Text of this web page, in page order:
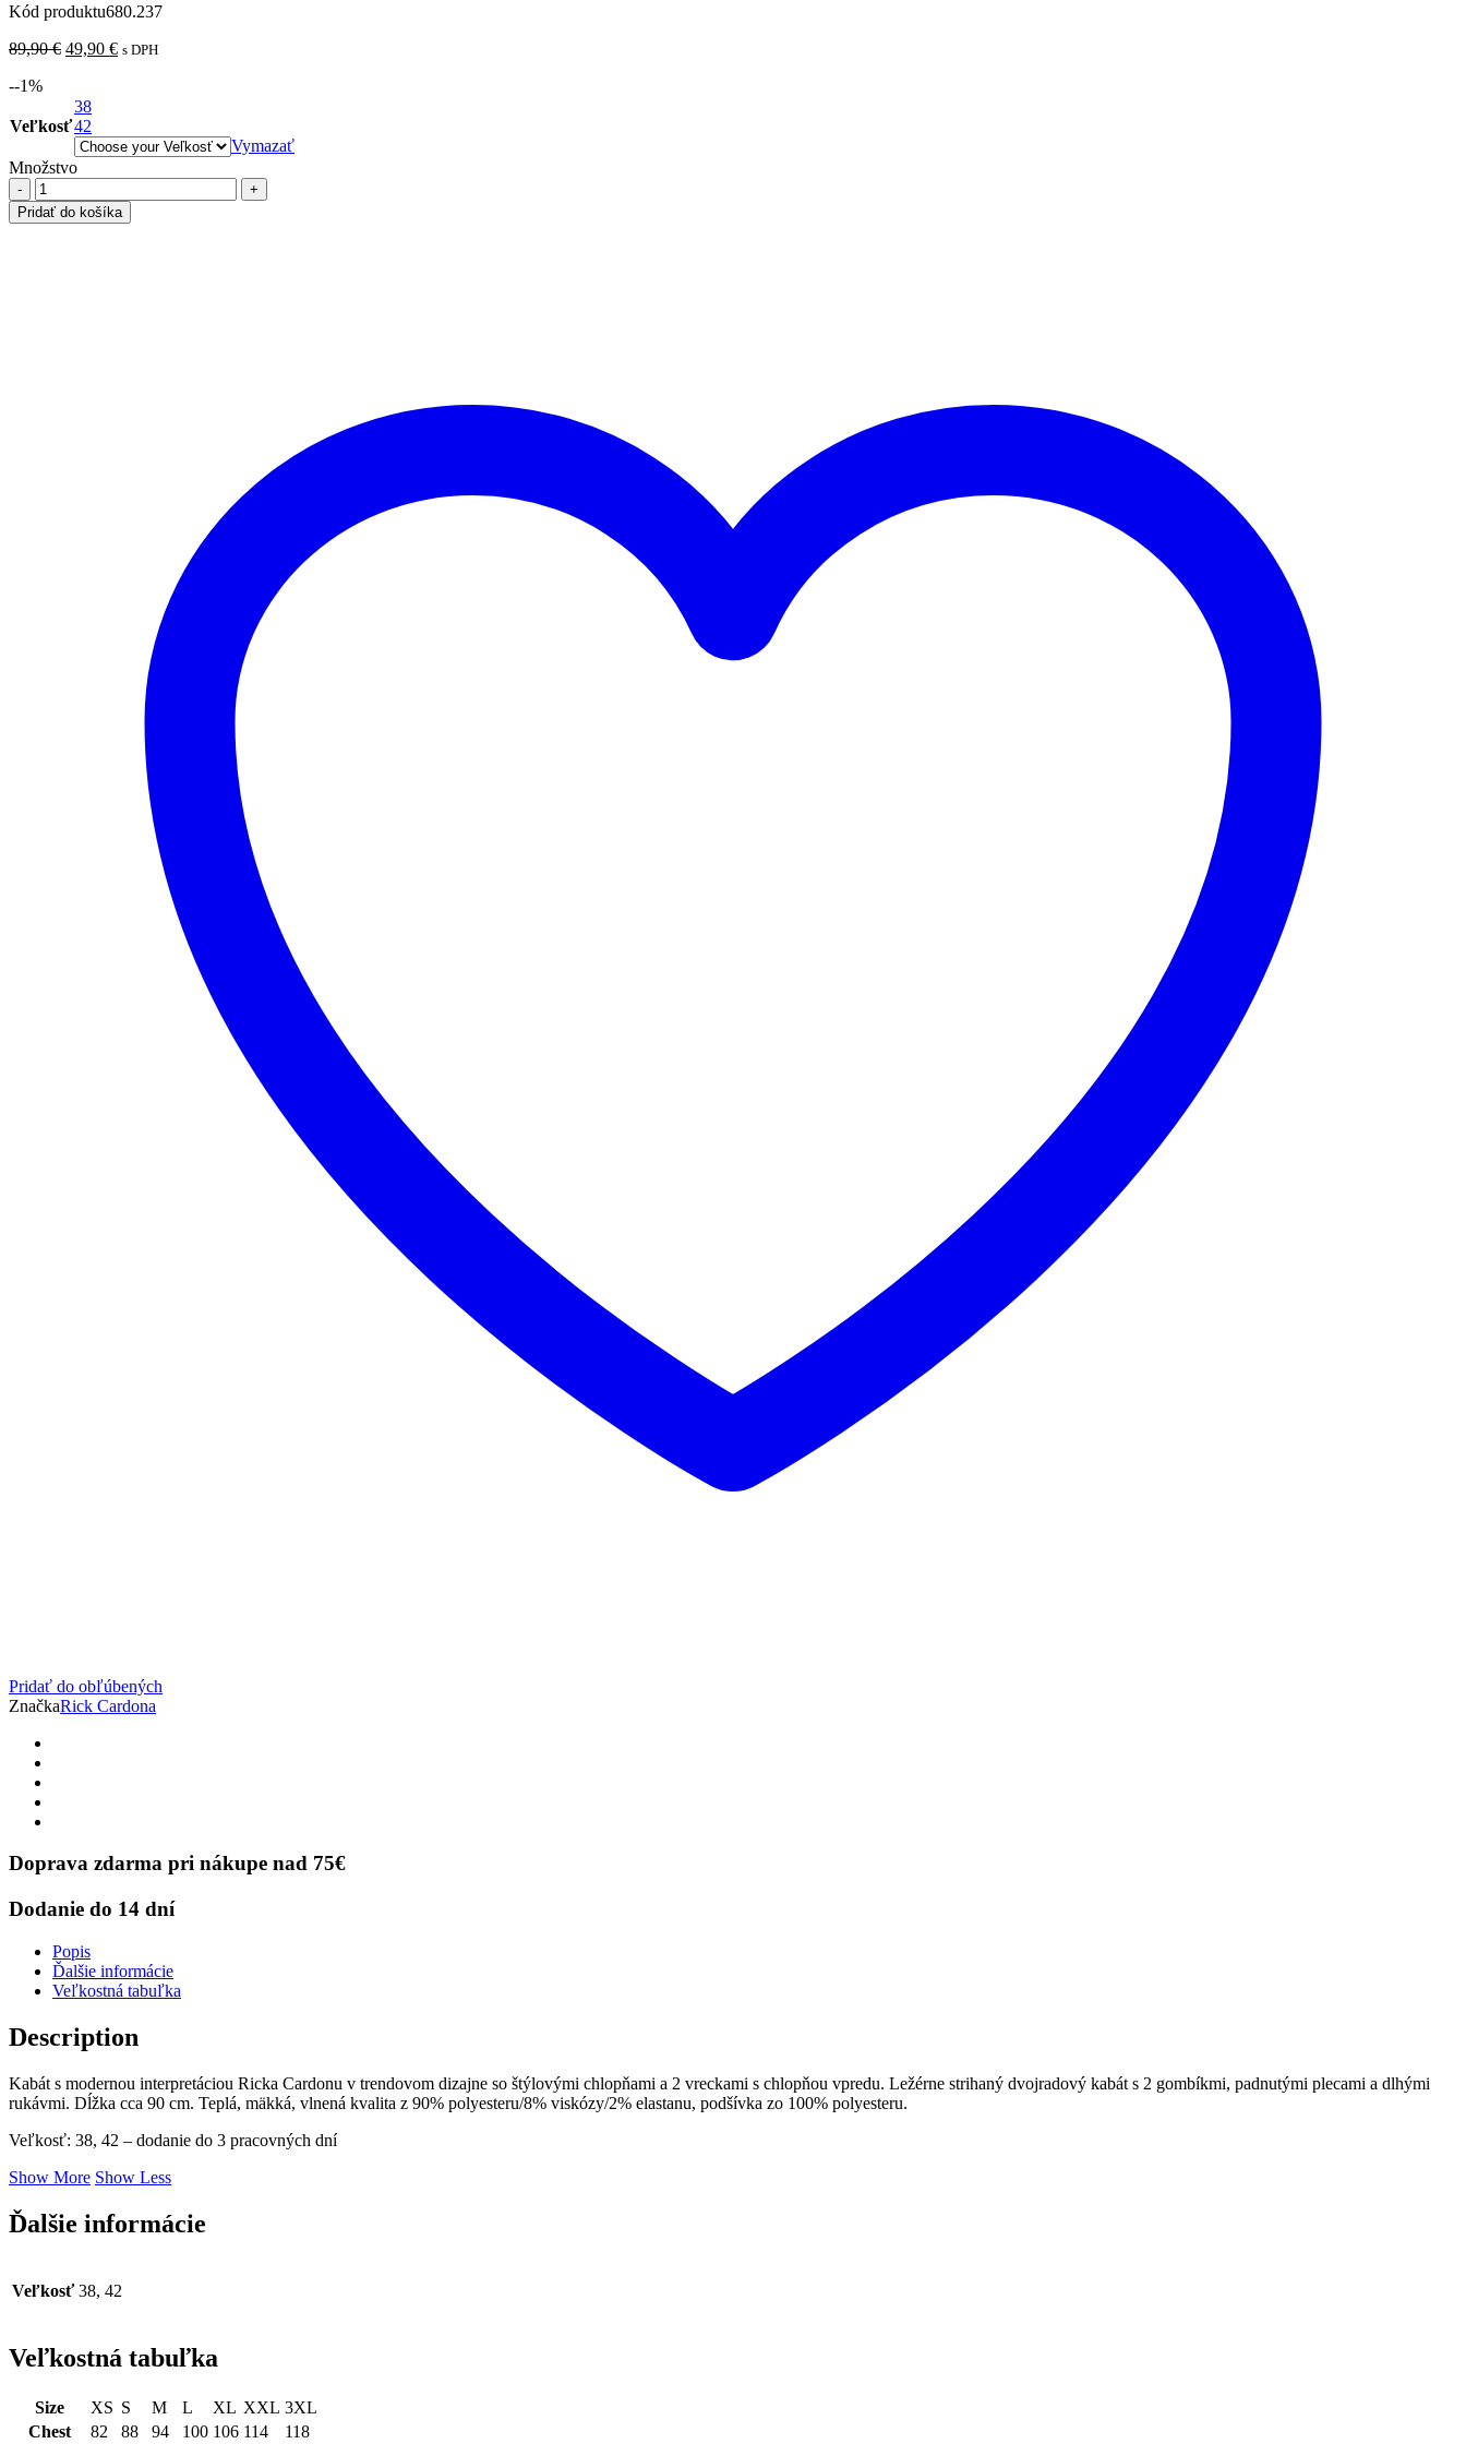
Kód produktu680.237
89,90€ Pôvodná
89,90 €.
49,90 €Aktuálna
s DPH
--1%
Veľkosť
38
42
Vymazať
Množstvo
množstvo
Flaušový
kabát,
Pridať do košíka
Pridať do obľúbených
ZnačkaRick Cardona
Doprava zdarma pri nákupe nad 75€
Dodanie do 14 dní
Popis
Ďalšie informácie
Veľkostná tabuľka
Description
Kabát s modernou interpretáciou Ricka Cardonu v trendovom dizajne so štýlovými chlopňami a 2 vreckami s chlopňou vpredu. Ležérne strihaný dvojradový kabát s 2 gombíkmi, padnutými plecami a dlhými
rukávmi. Dĺžka cca 90 cm. Teplá, mäkká, vlnená kvalita z 90% polyesteru/8% viskózy/2% elastanu, podšívka zo 100% polyesteru.
Veľkosť: 38, 42 – dodanie do 3 pracovných dní
Show More Show Less
Ďalšie informácie
Veľkosť 38, 42
Veľkostná tabuľka
Size XS S M L XL XXL 3XL
Chest
82 88 94 100 106 114 118